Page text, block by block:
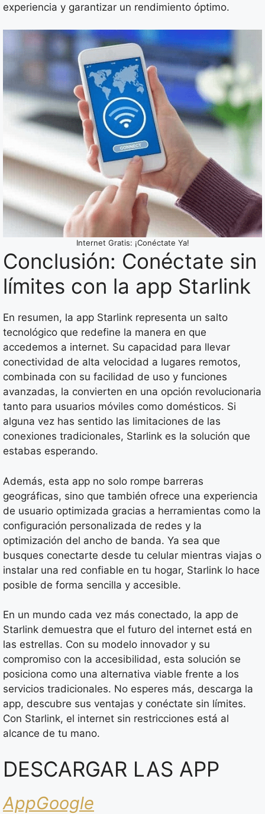
experiencia y garantizar un rendimiento óptimo.
Internet Gratis: ¡Conéctate Ya!
Conclusión: Conéctate sin
límites con la app Starlink
En resumen, la app Starlink representa un salto
tecnológico que redefine la manera en que
accedemos a internet. Su capacidad para llevar
conectividad de alta velocidad a lugares remotos,
combinada con su facilidad de uso y funciones
avanzadas, la convierten en una opción revolucionaria
tanto para usuarios móviles como domésticos. Si
alguna vez has sentido las limitaciones de las
conexiones tradicionales, Starlink es la solución que
estabas esperando.
Además, esta app no solo rompe barreras
geográficas, sino que también ofrece una experiencia
de usuario optimizada gracias a herramientas como la
configuración personalizada de redes y la
optimización del ancho de banda. Ya sea que
busques conectarte desde tu celular mientras viajas o
instalar una red confiable en tu hogar, Starlink lo hace
posible de forma sencilla y accesible.
En un mundo cada vez más conectado, la app de
Starlink demuestra que el futuro del internet está en
las estrellas. Con su modelo innovador y su
compromiso con la accesibilidad, esta solución se
posiciona como una alternativa viable frente a los
servicios tradicionales. No esperes más, descarga la
app, descubre sus ventajas y conéctate sin límites.
Con Starlink, el internet sin restricciones está al
alcance de tu mano.
DESCARGAR LAS APP
AppGoogle